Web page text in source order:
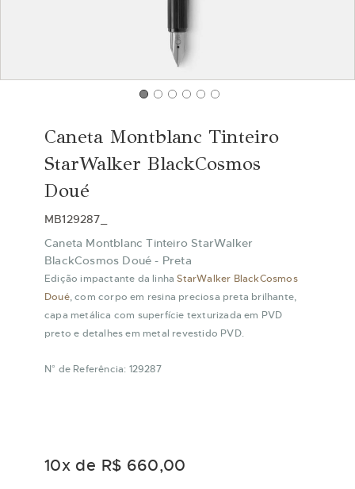
10x de R$ 660,00
Caneta Montblanc Tinteiro
StarWalker BlackCosmos
Doué
MB129287_
Caneta Montblanc Tinteiro StarWalker
BlackCosmos Doué - Preta
Edição impactante da linhaStarWalker BlackCosmos
Doué, com corpo em resina preciosa preta brilhante,
capa metálica com superfície texturizada em PVD
preto e detalhes em metal revestido PVD.
N° de Referência: 129287